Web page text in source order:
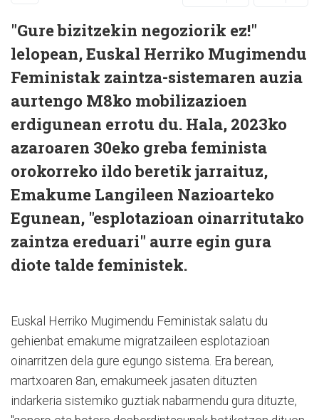
"Gure bizitzekin negoziorik ez!"
lelopean, Euskal Herriko Mugimendu
Feministak zaintza-sistemaren auzia
aurtengo M8ko mobilizazioen
erdigunean errotu du. Hala, 2023ko
azaroaren 30eko greba feminista
orokorreko ildo beretik jarraituz,
Emakume Langileen Nazioarteko
Egunean, "esplotazioan oinarritutako
zaintza ereduari" aurre egin gura
diote talde feministek.
Euskal Herriko Mugimendu Feministak salatu du
gehienbat emakume migratzaileen esplotazioan
oinarritzen dela gure egungo sistema. Era berean,
martxoaren 8an, emakumeek jasaten dituzten
indarkeria sistemiko guztiak nabarmendu gura dituzte,